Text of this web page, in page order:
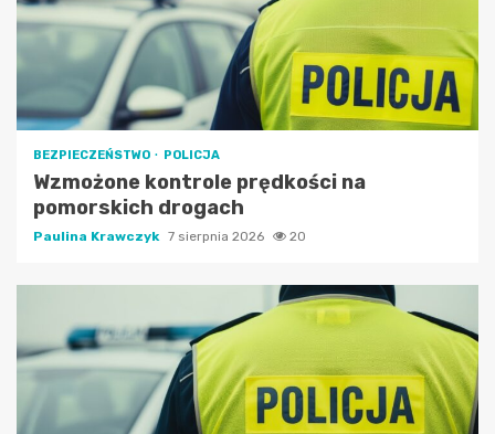
BEZPIECZEŃSTWO POLICJA
Wzmożone kontrole prędkości na
pomorskich drogach
Paulina Krawczyk 7 sierpnia 2026 20